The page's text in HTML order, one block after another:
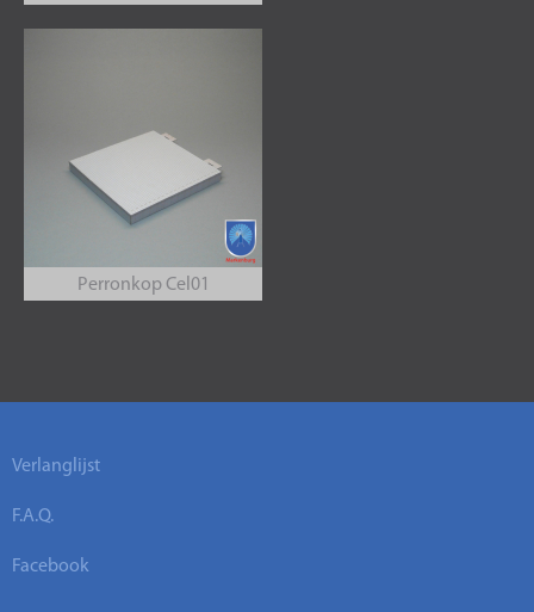
Perronkop Cel01
Verlanglijst
F.A.Q.
Facebook